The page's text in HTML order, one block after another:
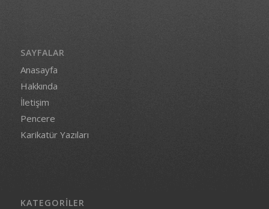
SAYFALAR
Anasayfa
Hakkında
İletişim
Pencere
Karikatür Yazıları
KATEGORILER